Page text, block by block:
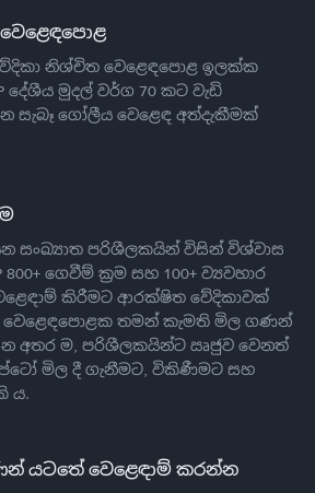
නිශ්චිත වෙළෙඳපොළ ඉලක්ක
දේශීය මුදල් වර්ග 70 කට වැඩි
ගෝලීය වෙළෙඳ අත්දැකීමක්
සංඛ්‍යාත පරිශීලකයින් විසින් විශ්වාස
800+ ගෙවීම් ක්‍රම සහ 100+ ව්‍යවහාර
කිරීමට ආරක්ෂිත වේදිකාවක්
වෙළෙඳපොළක තමන් කැමති මිල ගණන්
අතර ම, පරිශීලකයින්ට ඍජුව වෙනත්
මිල දී ගැනීමට, විකිණීමට සහ
ය.
යටතේ වෙළෙඳාම් කරන්න